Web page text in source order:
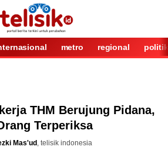
metro regional politik
THM Berujung Pidana,
Terperiksa
Mas'ud , telisik indonesia